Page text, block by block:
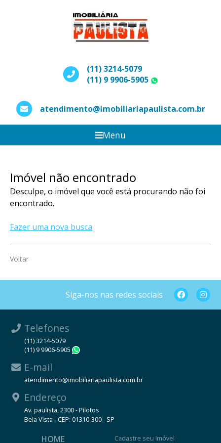
(11) 3214-5079
(11) 9 9906-5905
atendimento@imobiliariapaulista.com.br
Menu
Imóvel não encontrado
Desculpe, o imóvel que você está procurando não foi
encontrado.
Fazer uma nova busca
Voltar
Siga-nos nas redes sociais
Telefones
(11) 3214-5079
(11) 9 9906-5905
E-mail
atendimento@imobiliariapaulista.com.br
Endereço
Av. paulista, 2300 - Pilotos
Bela Vista - CEP: 01310-300 - SP
HOME Cadastre seu Imóvel